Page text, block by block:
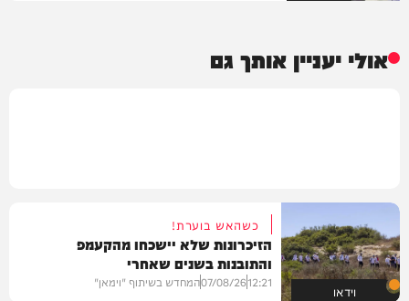
אולי יעניין אותך גם
וידאו
כשהאש בוערת!
הזיכרונות שלא יישכחו מהקעמפ
והתובנות בשנים שאחרי
12:21
07/08/26המחדש בשיתוף "וימאן"